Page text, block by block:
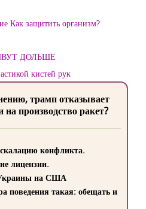
Как защитить организм?
ДОЛЬШЕ
кистей рук
трамп отказывает
производство ракет?
конфликта.
лицензии.
на США
поведения такая: обещать и